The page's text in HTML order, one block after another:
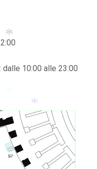
10:00 alle 23:00
*
*
*